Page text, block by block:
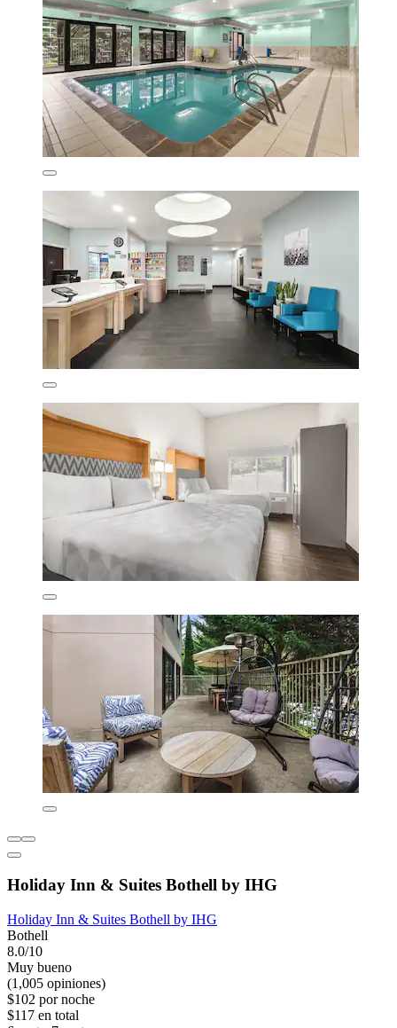
Holiday Inn & Suites Bothell by IHG
Holiday Inn & Suites Bothell by IHG
Bothell
8.0/10
Muy bueno
(1,005 opiniones)
$102 por noche
$117 en total